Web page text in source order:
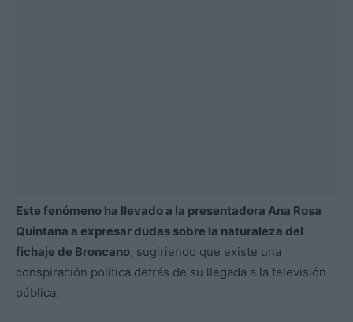
Este fenómeno ha llevado a la presentadora Ana Rosa
Quintana a expresar dudas sobre la naturaleza del
fichaje de Broncano, sugiriendo que existe una
conspiración política detrás de su llegada a la televisión
pública.